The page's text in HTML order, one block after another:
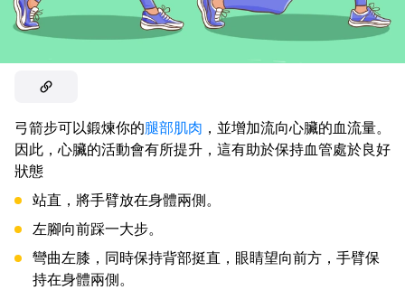
弓箭步可以鍛煉你的腿部肌肉 ，並增加流向心臟的血流量。
因此，心臟的活動會有所提升，這有助於保持血管處於良好
狀態
站直，將手臂放在身體兩側。
左腳向前踩一大步。
彎曲左膝，同時保持背部挺直，眼睛望向前方，手臂保
持在身體兩側。